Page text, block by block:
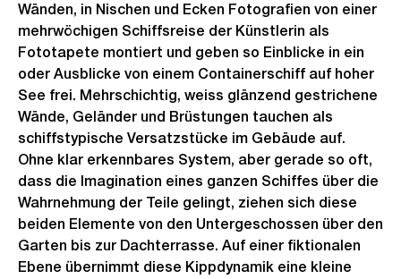
Wänden, in Nischen und Ecken Fotografien von einer
mehrwöchigen Schiffsreise der Künstlerin als
Fototapete montiert und geben so Einblicke in ein
oder Ausblicke von einem Containerschiff auf hoher
See frei. Mehrschichtig, weiss glänzend gestrichene
Wände, Geländer und Brüstungen tauchen als
schiffstypische Versatzstücke im Gebäude auf.
Ohne klar erkennbares System, aber gerade so oft,
dass die Imagination eines ganzen Schiffes über die
Wahrnehmung der Teile gelingt, ziehen sich diese
beiden Elemente von den Untergeschossen über den
Garten bis zur Dachterrasse. Auf einer fiktionalen
Ebene übernimmt diese Kippdynamik eine kleine